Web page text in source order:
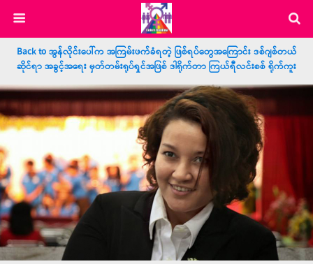
Back to အွန်လိုင်းပေါ်က အကြမ်းဖက်ခံရတဲ့ ဖြစ်ရပ်တွေအကြောင်း ဒစ်ဂျစ်တယ်
ဆိုင်ရာ အခွင့်အရေး မှတ်တမ်းရုပ်ရှင်အဖြစ် ဒါရိုက်တာ ကြယ်ရီလင်းစစ် ရိုက်ကူး